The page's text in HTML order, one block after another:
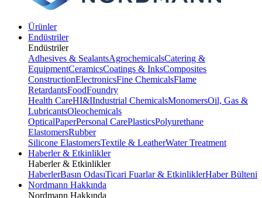
Ürünler
Endüstriler
Endüstriler
Adhesives & SealantsAgrochemicalsCatering &
EquipmentCeramicsCoatings & InksComposites
ConstructionElectronicsFine ChemicalsFlame
RetardantsFoodFoundry
Health CareHI&IIndustrial ChemicalsMonomersOil, Gas &
LubricantsOleochemicals
OpticalPaperPersonal CarePlasticsPolyurethane
ElastomersRubber
Silicone ElastomersTextile & LeatherWater Treatment
Haberler & Etkinlikler
Haberler & Etkinlikler
HaberlerBasın OdasıTicari Fuarlar & EtkinliklerHaber Bülteni
Nordmann Hakkında
Nordmann Hakkında